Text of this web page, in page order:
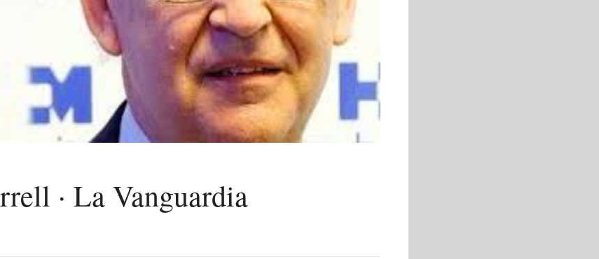
· La Vanguardia